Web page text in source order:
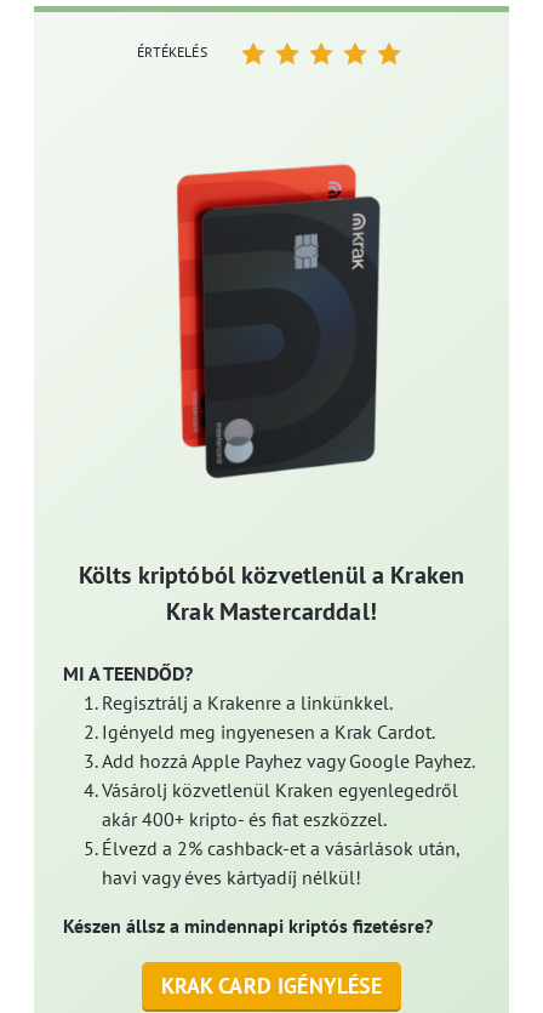
Költs kriptóból közvetlenül a Kraken
Krak Mastercarddal!
MI A TEENDŐD?
Regisztrálj a Krakenre a linkünkkel.
Igényeld meg ingyenesen a Krak Cardot.
Add hozzá Apple Payhez vagy Google Payhez.
Vásárolj közvetlenül Kraken egyenlegedről
akár 400+ kripto- és fiat eszközzel.
Élvezd a 2% cashback-et a vásárlások után,
havi vagy éves kártyadíj nélkül!
Készen állsz a mindennapi kriptós fizetésre?
KRAK CARD IGÉNYLÉSE
ÉRTÉKELÉS